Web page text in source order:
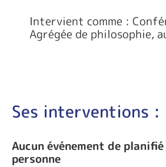
Intervient comme :
Agrégée de philosophie,
Ses interventions :
Aucun événement de
personne